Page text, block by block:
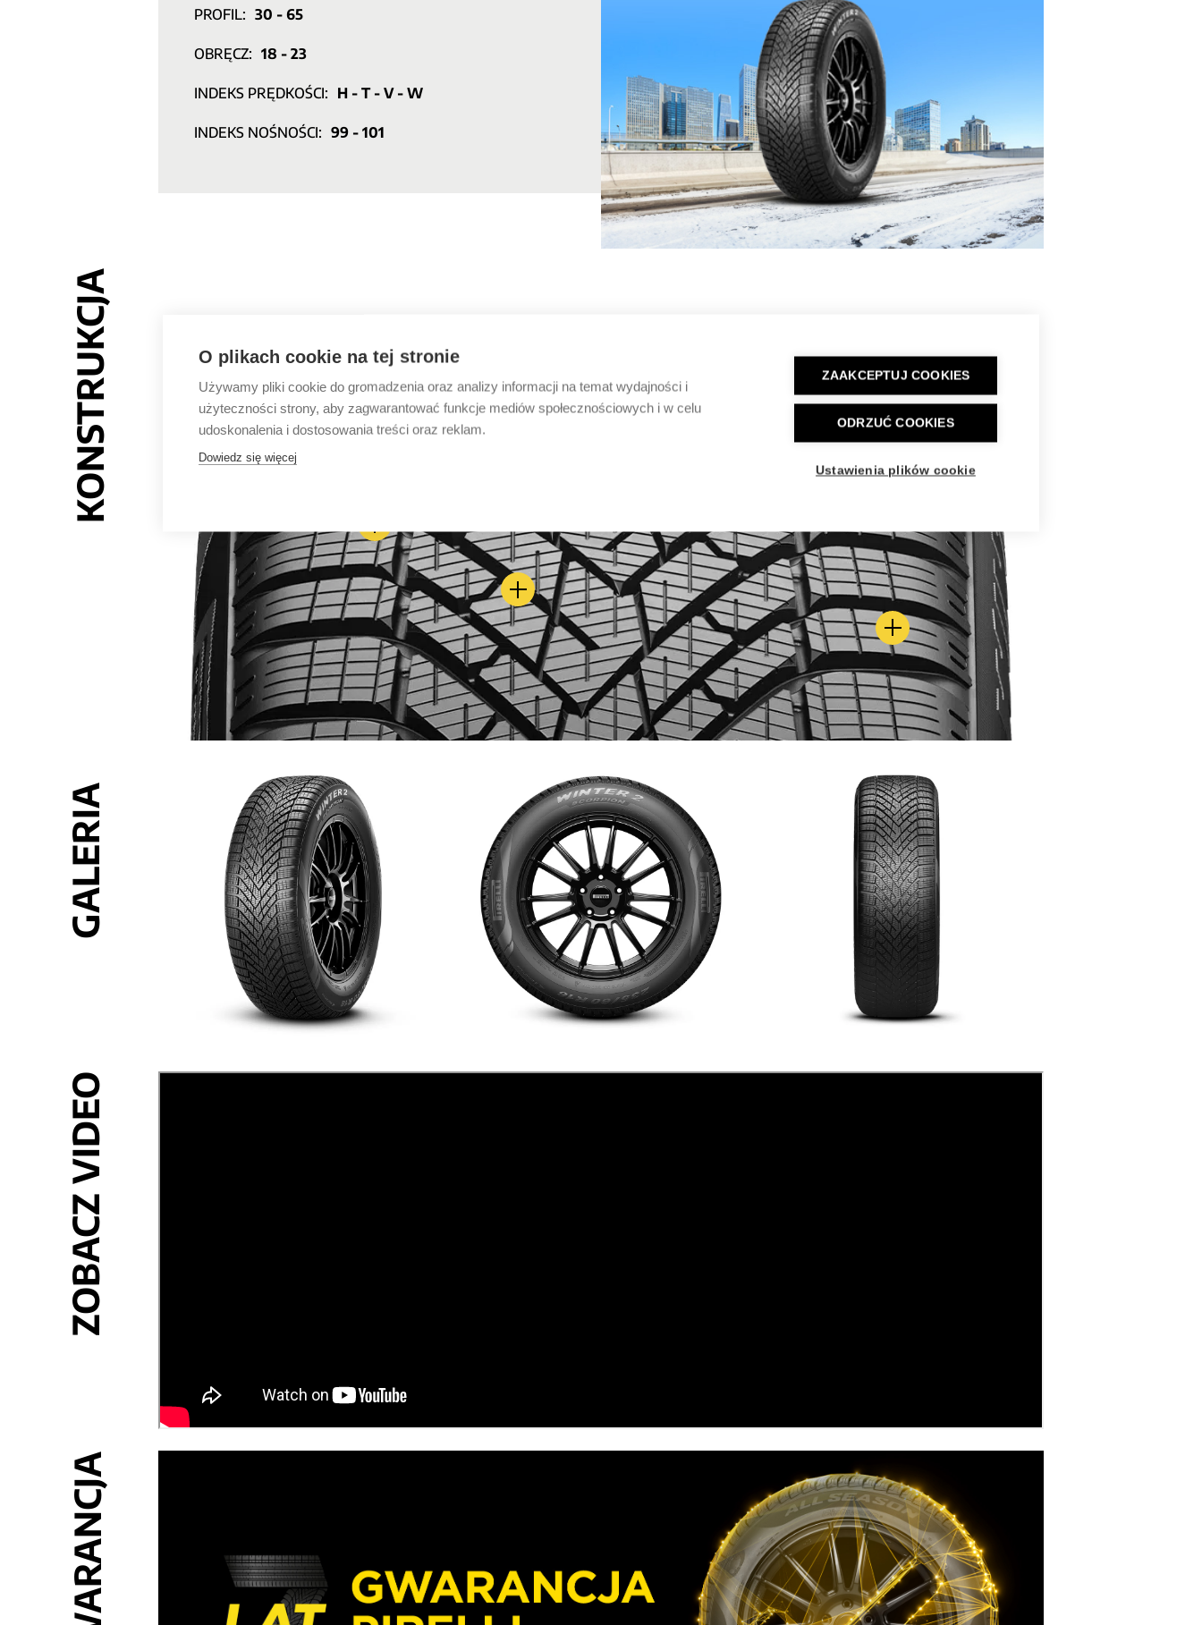
O plikach cookie na tej stronie
Używamy pliki cookie do gromadzenia oraz analizy informacji na temat wydajności i
użyteczności strony, aby zagwarantować funkcje mediów społecznościowych i w celu
udoskonalenia i dostosowania treści oraz reklam.
Dowiedz się więcej
ZAAKCEPTUJ COOKIES
ODRZUĆ COOKIES
Ustawienia plików cookie
PROFIL: 30 - 65
OBRĘCZ: 18 - 23
INDEKS PRĘDKOŚCI: H - T - V - W
INDEKS NOŚNOŚCI: 99 - 101
KONSTRUKCJA
GALERIA
ZOBACZ VIDEO
GWARANCJA